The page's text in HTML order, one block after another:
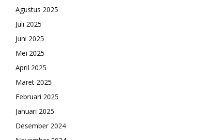
Agustus 2025
Juli 2025
Juni 2025
Mei 2025
April 2025
Maret 2025
Februari 2025
Januari 2025
Desember 2024